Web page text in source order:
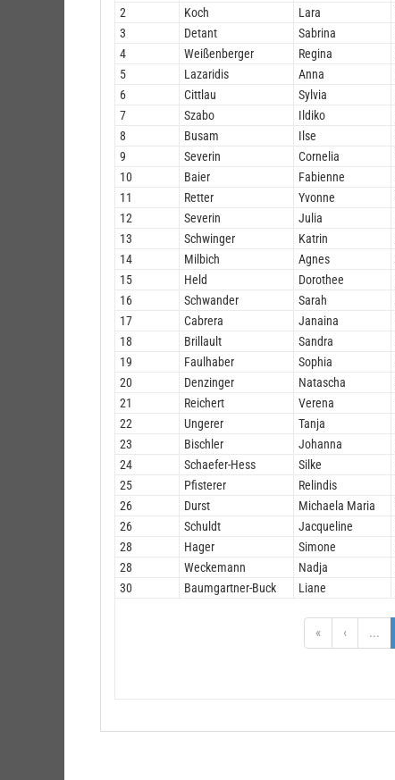
2
Koch Lara
3
Detant Sabrina
4
Weißenberger Regina
5
Lazaridis Anna
6
Cittlau Sylvia
7
Szabo Ildiko
8
Busam Ilse
9
Severin Cornelia
10
Baier Fabienne
11
Retter Yvonne
12
Severin Julia
13
Schwinger Katrin
14
Milbich Agnes
15
Held Dorothee
16
Schwander Sarah
17
Cabrera Janaina
18
Brillault Sandra
19
Faulhaber Sophia
20
Denzinger Natascha
21
Reichert Verena
22
Ungerer Tanja
23
Bischler Johanna
24
Schaefer-Hess Silke
25
Pfisterer Relindis
26
Durst Michaela Maria
26
Schuldt Jacqueline
28
Hager Simone
28
Weckemann Nadja
30
Baumgartner-Buck Liane
« ‹ ...